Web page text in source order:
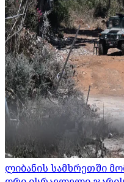
ლიბანის სამხრეთში